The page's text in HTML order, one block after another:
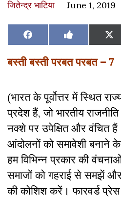
जितेन्द्र भाटिया June 1, 2019
Share
on
Facebook Share
on
Like
on
X
बस्ती बस्ती परबत परबत – 7
(भारत के पूर्वोत्तर में स्थित
प्रदेश हैं, जो भारतीय
नक्शे पर उपेक्षित और वंचित
आंदोलनों को समावेशी बनाने
हम विभिन्न प्रकार की
समाजों को गहराई से समझें
की कोशिश करें। फारवर्ड